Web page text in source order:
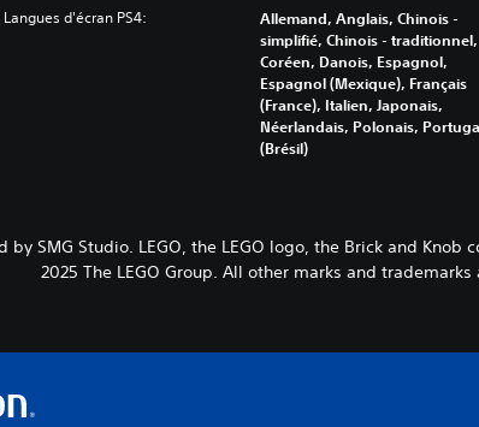
Langues d'écran PS4:
Allemand, Anglais, Chinois -
simplifié, Chinois - traditionnel,
Coréen, Danois, Espagnol,
Espagnol (Mexique), Français
(France), Italien, Japonais,
Néerlandais, Polonais,
(Brésil)
by SMG Studio. LEGO, the LEGO logo, the Brick and
2025 The LEGO Group. All other marks and